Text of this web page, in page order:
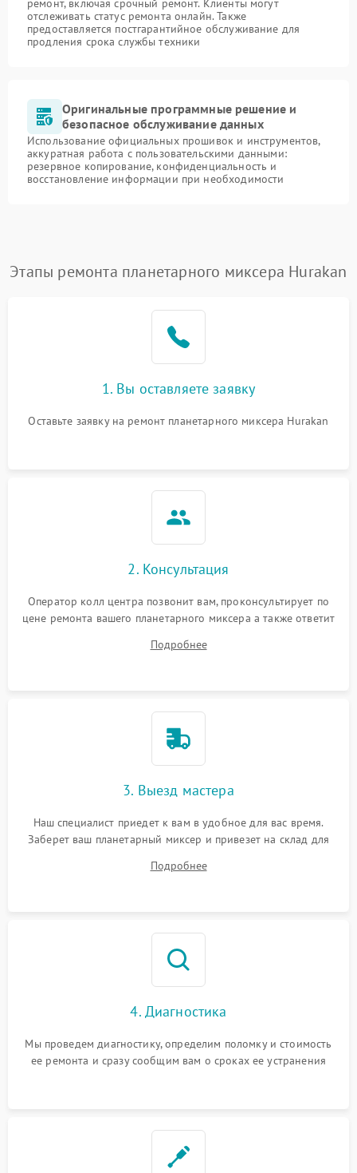
ремонт, включая срочный ремонт. Клиенты могут
отслеживать статус ремонта онлайн. Также
предоставляется постгарантийное обслуживание для
продления срока службы техники
Оригинальные программные решение и
безопасное обслуживание данных
Использование официальных прошивок и инструментов,
аккуратная работа с пользовательскими данными:
резервное копирование, конфиденциальность и
восстановление информации при необходимости
Этапы ремонта планетарного миксера Hurakan
1. Вы оставляете заявку
Оставьте заявку на ремонт планетарного миксера Hurakan
2. Консультация
Оператор колл центра позвонит вам, проконсультирует по
цене ремонта вашего планетарного миксера а также ответит
Подробнее
3. Выезд мастера
Наш специалист приедет к вам в удобное для вас время.
Заберет ваш планетарный миксер и привезет на склад для
Подробнее
4. Диагностика
Мы проведем диагностику, определим поломку и стоимость
ее ремонта и сразу сообщим вам о сроках ее устранения